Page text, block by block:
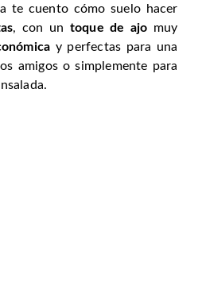
te cuento cómo suelo hacer
, con un toque de ajo muy
y perfectas para una
amigos o simplemente para